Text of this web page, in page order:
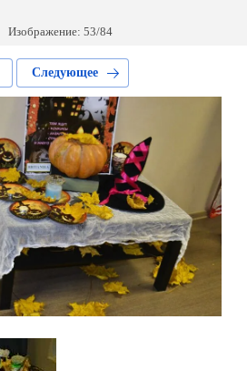
Изображение: 53/84
Следующее